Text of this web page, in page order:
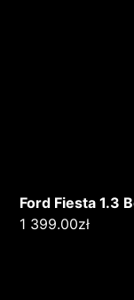
Ford Fiesta 1.3
1 399.00zł